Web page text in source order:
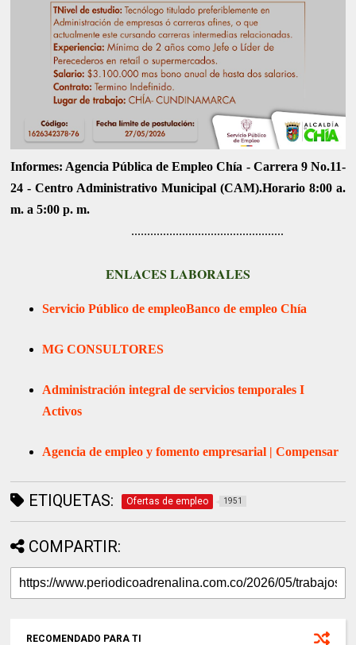
Informes: Agencia Pública de Empleo Chía - Carrera 9 No.11-
24 - Centro Administrativo Municipal (CAM).Horario 8:00 a.
m. a 5:00 p. m.
................................................
ENLACES LABORALES
Servicio Público de empleoBanco de empleo Chía
MG CONSULTORES
Administración integral de servicios temporales I
Activos
Agencia de empleo y fomento empresarial | Compensar
ETIQUETAS: Ofertas de empleo 1951
COMPARTIR:
RECOMENDADO PARA TI